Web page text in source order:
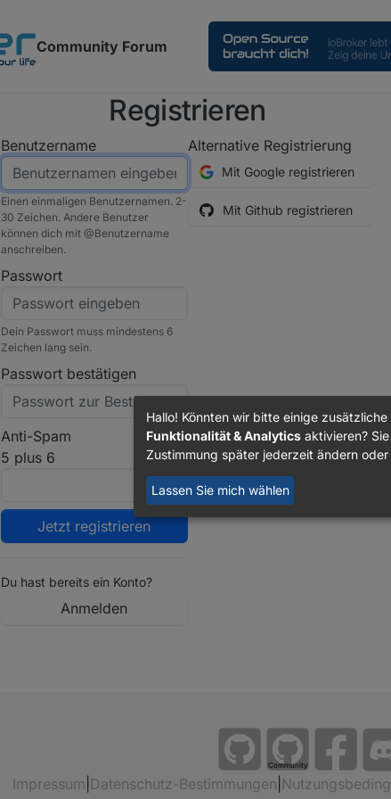
Community Forum
Registrieren
Benutzername
Einen einmaligen Benutzernamen. 2-
30 Zeichen. Andere Benutzer
können dich mit @Benutzername
anschreiben.
Passwort
Dein Passwort muss mindestens 6
Zeichen lang sein.
Passwort bestätigen
Anti-Spam
5 plus 6
Jetzt registrieren
Du hast bereits ein Konto?
Anmelden
Alternative Registrierung
Mit Google registrieren
Mit Github registrieren
Community
Impressum Datenschutz-Bestimmungen
Hallo! Könnten wir bitte einige
Funktionalität & Analytics aktivieren?
Zustimmung später jederzeit ändern
Lassen Sie mich wählen